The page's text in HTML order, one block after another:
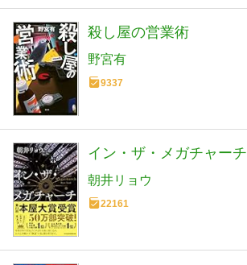
殺し屋の営業術
野宮有
9337
イン・ザ・メガチャーチ
朝井リョウ
22161